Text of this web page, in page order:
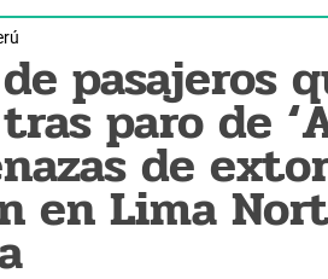
pasajeros
paro de
de
en Lima